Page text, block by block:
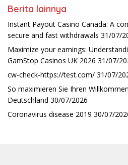
Berita lainnya
Instant Payout Casino Canada: A
secure and fast withdrawals 31/07/
Maximize your earnings:
GamStop Casinos UK 2026 31/07/
cw-check-https://test.com/ 31/07/
So maximieren Sie Ihren
Deutschland 30/07/2026
Coronavirus disease 2019 30/07/